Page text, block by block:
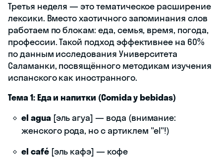
Третья неделя — это тематическое расширение
лексики. Вместо хаотичного запоминания слов
работаем по блокам: еда, семья, время, погода,
профессии. Такой подход эффективнее на 60%
по данным исследования Университета
Саламанки, посвящённого методикам изучения
испанского как иностранного.
Тема 1: Еда и напитки (Comida y bebidas)
el agua[эль агуа] — вода (внимание:
женского рода, но с артиклем "el"!)
el café[эль кафэ] — кофе